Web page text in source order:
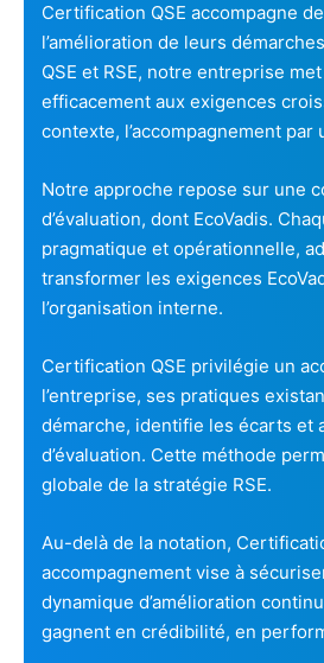
Certification QSE accompagne
l’amélioration de leurs
QSE et RSE, notre entreprise
efficacement aux exigences
contexte, l’accompagnement par
Notre approche repose sur une
d’évaluation, dont EcoVadis.
pragmatique et opérationnelle,
transformer les exigences
l’organisation interne.
Certification QSE privilégie un
l’entreprise, ses pratiques
démarche, identifie les écarts et
d’évaluation. Cette méthode
globale de la stratégie RSE.
Au-delà de la notation,
accompagnement vise à
dynamique d’amélioration
gagnent en crédibilité, en